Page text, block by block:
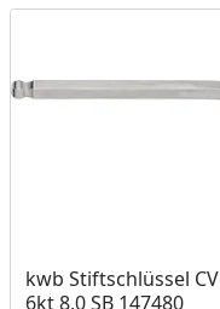
kwb Stiftschlüssel CV
6kt 8,0 SB 147480